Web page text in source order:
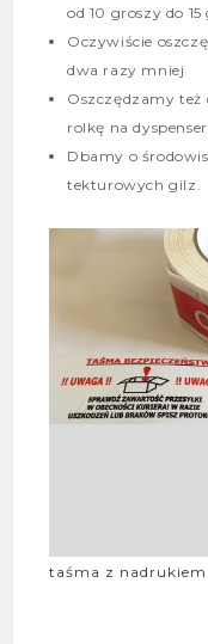
od 10 groszy do
Oczywiście
dwa razy mniej
Oszczędzamy
rolkę na
Dbamy o
tekturowych gilz.
taśma z nadrukiem